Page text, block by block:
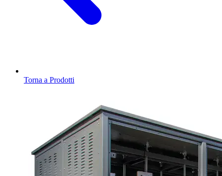
Torna a Prodotti